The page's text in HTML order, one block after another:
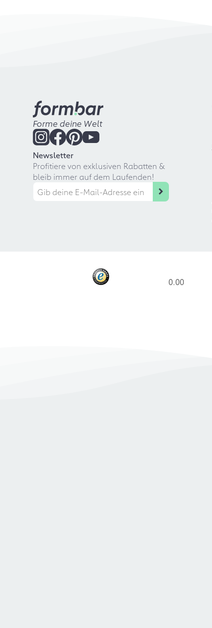
Forme deine Welt
Newsletter
Profitiere von exklusiven Rabatten &
bleib immer auf dem Laufenden!
0.00